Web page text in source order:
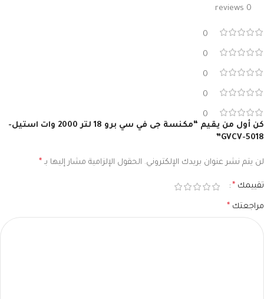
0 reviews
0
0
0
0
0
كن أول من يقيم “مكنسة جى في سي برو 18 لتر 2000 وات استيل-
GVCV-5018”
لن يتم نشر عنوان بريدك الإلكتروني. الحقول الإلزامية مشار إليها بـ *
تقييمك *
مراجعتك *